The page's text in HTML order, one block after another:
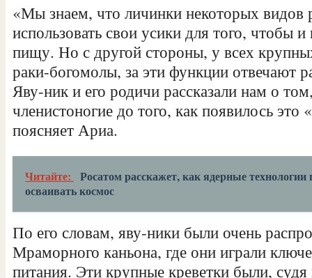
«Мы знаем, что личинки некоторых видов
использовать свои усики для того, чтобы и
пищу. Но с другой стороны, у всех
раки-богомолы, за эти функции отвечают
Яву-ник и его родичи рассказали нам о
членистоногие до того, как появилось
поясняет Ариа.
Читайте:
Росатом расскажет, как ядерные
осваивать космос
По его словам, яву-ники были очень
Мраморного каньона, где они играли
питания. Эти крупные креветки были,